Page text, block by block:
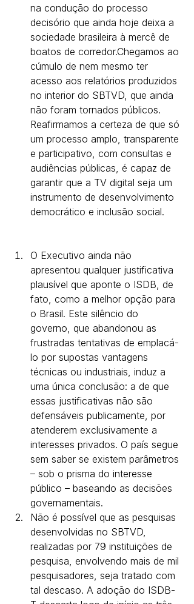
na condução do processo
decisório que ainda hoje deixa a
sociedade brasileira à mercê de
boatos de corredor.Chegamos ao
cúmulo de nem mesmo ter
acesso aos relatórios produzidos
no interior do SBTVD, que ainda
não foram tornados públicos.
Reafirmamos a certeza de que só
um processo amplo, transparente
e participativo, com consultas e
audiências públicas, é capaz de
garantir que a TV digital seja um
instrumento de desenvolvimento
democrático e inclusão social.
O Executivo ainda não
apresentou qualquer justificativa
plausível que aponte o ISDB, de
fato, como a melhor opção para
o Brasil. Este silêncio do
governo, que abandonou as
frustradas tentativas de emplacá-
lo por supostas vantagens
técnicas ou industriais, induz a
uma única conclusão: a de que
essas justificativas não são
defensáveis publicamente, por
atenderem exclusivamente a
interesses privados. O país segue
sem saber se existem parâmetros
– sob o prisma do interesse
público – baseando as decisões
governamentais.
Não é possível que as pesquisas
desenvolvidas no SBTVD,
realizadas por 79 instituições de
pesquisa, envolvendo mais de mil
pesquisadores, seja tratado com
tal descaso. A adoção do ISDB-